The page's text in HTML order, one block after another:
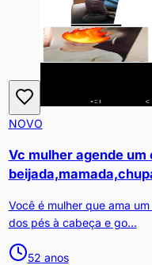
NOVO
Vc mulher agende um
Você é mulher que ama
dos pés à cabeça e go...
52 anos